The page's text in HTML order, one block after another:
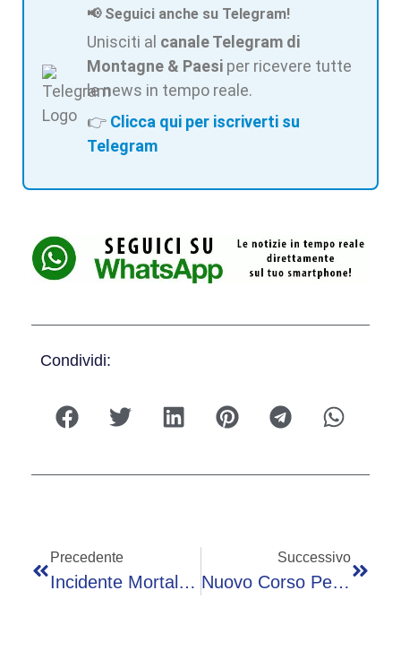
📢 Seguici anche su Telegram!
Unisciti al canale Telegram di
Montagne & Paesi per ricevere tutte
le news in tempo reale.
👉 Clicca qui per iscriverti su
Telegram
Condividi:
Precedente
Incidente Mortale A Malonno, L’uomo Alla Guida Del Suv Era Ubriaco
Successivo
Nuovo Corso Per Soccorritori